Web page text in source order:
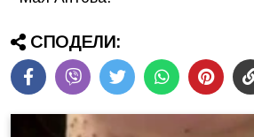
СПОДЕЛИ: